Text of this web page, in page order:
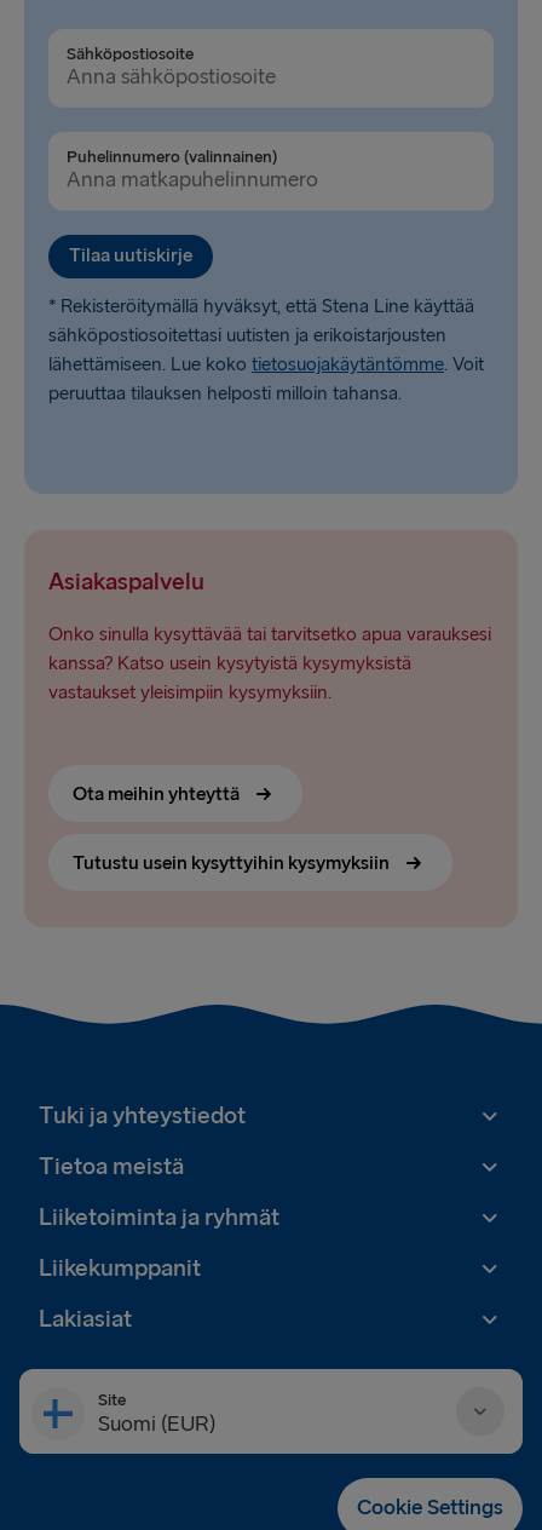
Sähköpostiosoite
Puhelinnumero (valinnainen)
Tilaa uutiskirje
* Rekisteröitymällä hyväksyt, että Stena Line käyttää
sähköpostiosoitettasi uutisten ja erikoistarjousten
lähettämiseen. Lue koko tietosuojakäytäntömme. Voit
peruuttaa tilauksen helposti milloin tahansa.
Asiakaspalvelu
Onko sinulla kysyttävää tai tarvitsetko apua varauksesi
kanssa? Katso usein kysytyistä kysymyksistä
vastaukset yleisimpiin kysymyksiin.
Ota meihin yhteyttä
Tutustu usein kysyttyihin kysymyksiin
Tuki ja yhteystiedot
Tietoa meistä
Liiketoiminta ja ryhmät
Liikekumppanit
Lakiasiat
Site
Suomi (EUR)
Cookie Settings